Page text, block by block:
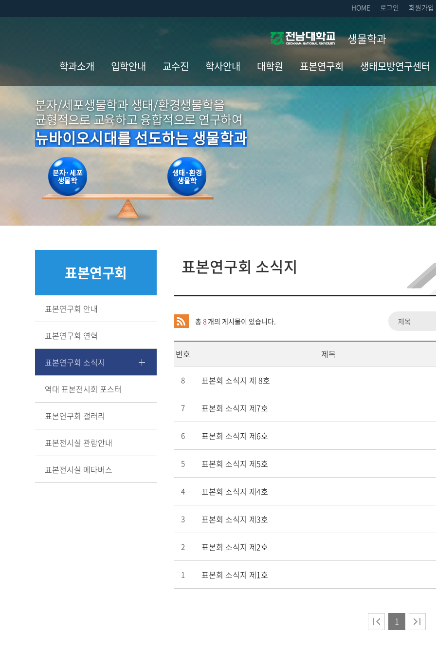
HOME 로그인 회원가입
생물학과
학과소개
학과개요
학과연혁
역대 보직자 및
학과사업
발전기금
기증내역
언론보도
홍보영상
학과갤러리
MOU 체결 현황
입학안내
전남대학교
입학안내
장학제도
입학이전 학과
필독도서
교수진
교수 소개
조교진 소개
학사안내
학사일정
개설교과목
학과 관련
도서관 컨텐츠
학부생 졸업
포스터
대학원
입학안내
공지사항
연구실 소개
문의사항
표본연구회
표본연구회 안내
표본연구회 연혁
표본연구회 소식지
역대 표본전시회
표본연구회 갤러리
표본전시실
관람안내
생태모방연구센터
설립목적
참여 연구원 및 조직도
비전
목표와전략
심포지엄/Workshop/
학술대회개최
생태모방연구센터 갤
분자/세포생물학과 생태/환경생물학을
균형적으로 교육하고 융합적으로 연구하여
뉴바이오시대를 선도하는 생물학과
표본연구회
표본연구회 안내
표본연구회 연혁
표본연구회 소식지
역대 표본전시회 포스터
표본연구회 갤러리
표본전시실 관람안내
표본전시실 메타버스
표본연구회 소식지
총 8 개의 게시물이 있습니다.
번호 제목
8 표본회 소식지 제 8호
7 표본회 소식지 제7호
6 표본회 소식지 제6호
5 표본회 소식지 제5호
4 표본회 소식지 제4호
3 표본회 소식지 제3호
2 표본회 소식지 제2호
1 표본회 소식지 제1호
1